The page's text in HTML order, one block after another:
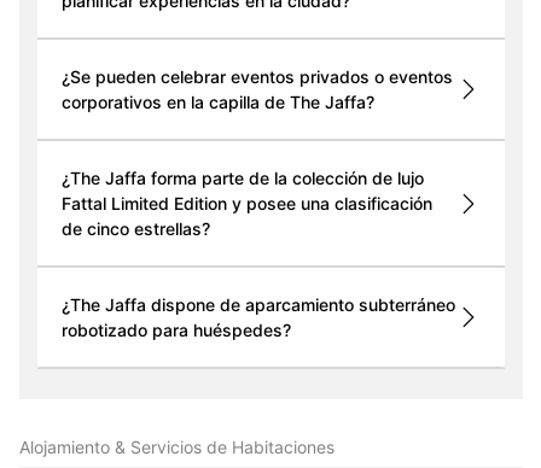
¿Se pueden celebrar eventos privados o eventos
corporativos en la capilla de The Jaffa?
¿The Jaffa forma parte de la colección de lujo
Fattal Limited Edition y posee una clasificación
de cinco estrellas?
¿The Jaffa dispone de aparcamiento subterráneo
robotizado para huéspedes?
Alojamiento & Servicios de Habitaciones